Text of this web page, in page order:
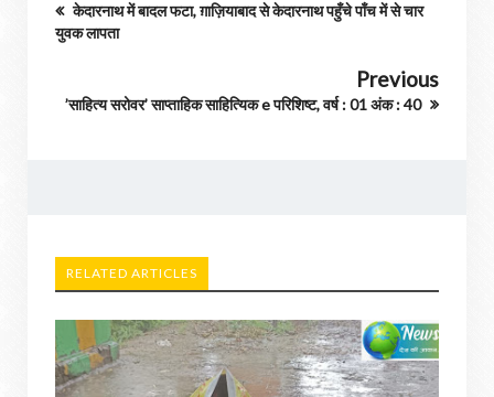
केदारनाथ में बादल फटा, ग़ाज़ियाबाद से केदारनाथ पहुँचे पाँच में से चार
युवक लापता
Previous
’साहित्य सरोवर’ साप्ताहिक साहित्यिक e परिशिष्ट, वर्ष : 01 अंक : 40
RELATED ARTICLES